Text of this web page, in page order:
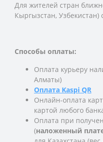
Для жителей стран
Кыргызстан, Узбекистан)
Способы оплаты:
Оплата курьеру
Алматы)
Оплата Kaspi QR
Онлайн-оплата
картой любого
Оплата при
(наложенный